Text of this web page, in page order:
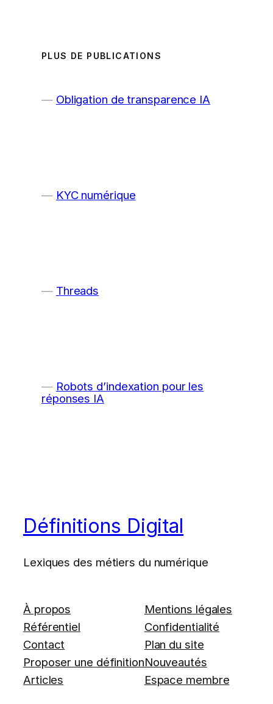
PLUS DE PUBLICATIONS
Obligation de transparence IA
KYC numérique
Threads
Robots d’indexation pour les
réponses IA
Définitions Digital
Lexiques des métiers du numérique
À propos
Référentiel
Contact
Proposer une définition
Articles
Mentions légales
Confidentialité
Plan du site
Nouveautés
Espace membre